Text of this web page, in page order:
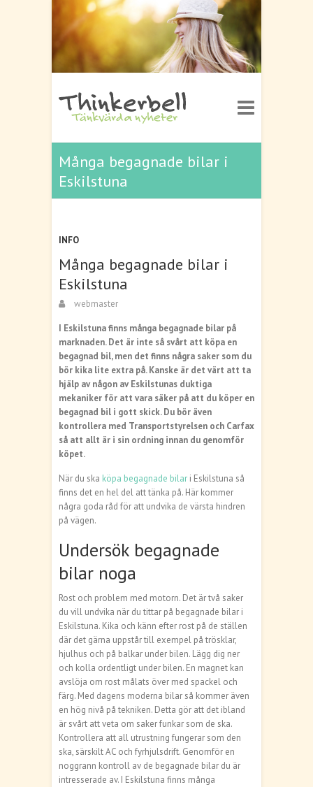
Många begagnade bilar i
Eskilstuna
INFO
Många begagnade bilar i
Eskilstuna
webmaster
I Eskilstuna finns många begagnade bilar på
marknaden. Det är inte så svårt att köpa en
begagnad bil, men det finns några saker som du
bör kika lite extra på. Kanske är det värt att ta
hjälp av någon av Eskilstunas duktiga
mekaniker för att vara säker på att du köper en
begagnad bil i gott skick. Du bör även
kontrollera med Transportstyrelsen och Carfax
så att allt är i sin ordning innan du genomför
köpet.
När du ska köpa begagnade bilar i Eskilstuna så
finns det en hel del att tänka på. Här kommer
några goda råd för att undvika de värsta hindren
på vägen.
Undersök begagnade
bilar noga
Rost och problem med motorn. Det är två saker
du vill undvika när du tittar på begagnade bilar i
Eskilstuna. Kika och känn efter rost på de ställen
där det gärna uppstår till exempel på trösklar,
hjulhus och på balkar under bilen. Lägg dig ner
och kolla ordentligt under bilen. En magnet kan
avslöja om rost målats över med spackel och
färg. Med dagens moderna bilar så kommer även
en hög nivå på tekniken. Detta gör att det ibland
är svårt att veta om saker funkar som de ska.
Kontrollera att all utrustning fungerar som den
ska, särskilt AC och fyrhjulsdrift. Genomför en
noggrann kontroll av de begagnade bilar du är
intresserade av. I Eskilstuna finns många